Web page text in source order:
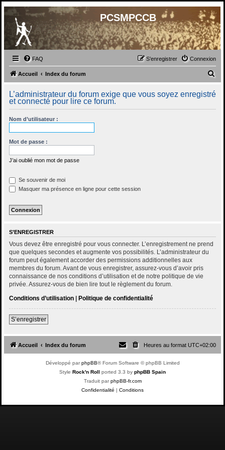
PCSMPCCB
FAQ Connexion
S’enregistrer
Accueil Index du forum
h
L’administrateur du forum exige que vous soyez enregistré
et connecté pour lire ce forum.
Nom d’utilisateur :
Mot de passe :
J’ai oublié mon mot de passe
Se souvenir de moi
Masquer ma présence en ligne pour cette session
S’ENREGISTRER
Vous devez être enregistré pour vous connecter. L’enregistrement ne prend
que quelques secondes et augmente vos possibilités. L’administrateur du
forum peut également accorder des permissions additionnelles aux
membres du forum. Avant de vous enregistrer, assurez-vous d’avoir pris
connaissance de nos conditions d’utilisation et de notre politique de vie
privée. Assurez-vous de bien lire tout le règlement du forum.
Conditions d’utilisation | Politique de confidentialité
S’enregistrer
Accueil Index du forum Heures au format UTC+02:00
Développé parphpBB® Forum Software © phpBB Limited
Style Rock'n Roll ported 3.3 by phpBB Spain
Traduit parphpBB-fr.com
Confidentialité | Conditions